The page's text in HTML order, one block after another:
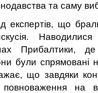
та саму
експертів, що
Прибалтики,
були спрямовані
що завдяки
повноваження на